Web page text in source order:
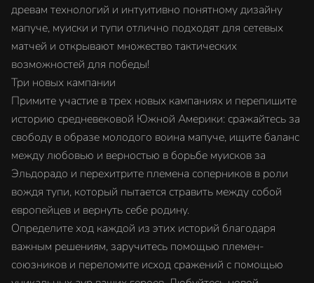
древам технологий и интуитивно понятному дизайну
мапуче, муиски и тупи отлично подходят для сетевых
матчей и открывают множество тактических
возможностей для победы!
Три новых кампании
Примите участие в трех новых кампаниях и перепишите
историю средневековой Южной Америки: сражайтесь за
свободу в образе молодого воина мапуче, ищите баланс
между любовью и верностью в борьбе муисков за
Эльдорадо и перехитрите племена соперников в роли
вождя тупи, который пытается стравить между собой
европейцев и вернуть себе родину.
Определите ход каждой из этих историй благодаря
важным решениям, заручитесь помощью племен-
союзников и переломите исход сражений с помощью